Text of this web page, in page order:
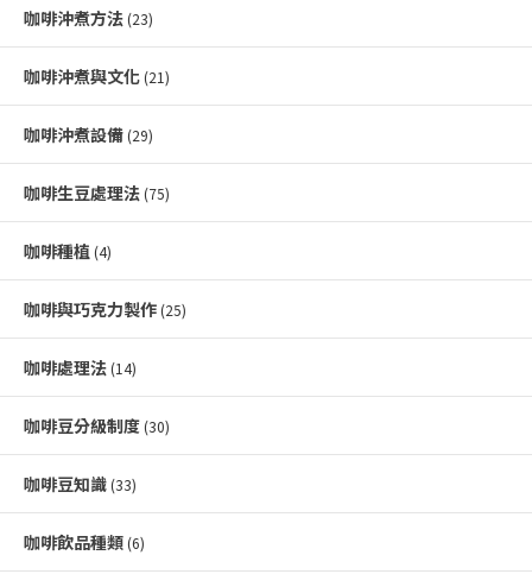
咖啡沖煮方法 (23)
咖啡沖煮與文化 (21)
咖啡沖煮設備 (29)
咖啡生豆處理法 (75)
咖啡種植 (4)
咖啡與巧克力製作 (25)
咖啡處理法 (14)
咖啡豆分級制度 (30)
咖啡豆知識 (33)
咖啡飲品種類 (6)